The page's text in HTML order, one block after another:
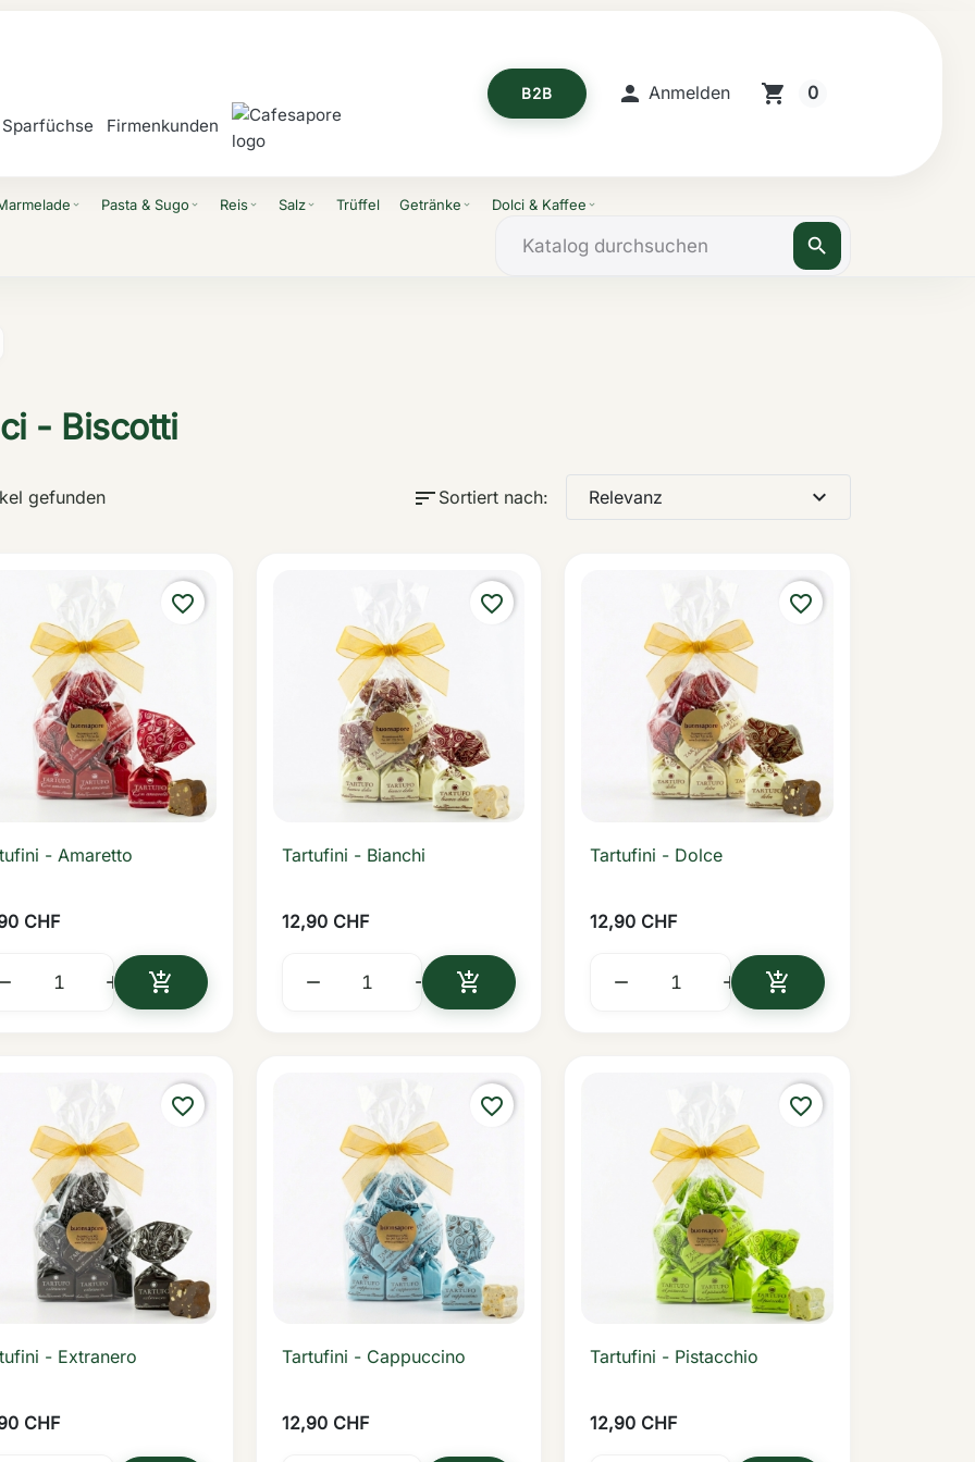
Sparfüchse Firmenkunden
B2B  Anmelden shopping_cart 0
expand_more Pasta & Sugo expand_more Reis expand_more Salz expand_more Trüffel Getränke expand_more Dolci & Kaffee expand_more
search
- Biscotti
gefunden sort Sortiert nach: Relevanz expand_more
favorite_border
 Vorschau
- Amaretto
CHF
 
IN DEN WARENKORB
favorite_border
 Vorschau
Tartufini - Bianchi
12,90 CHF
  
IN DEN WARENKORB
favorite_border
 Vorschau
Tartufini - Dolce
12,90 CHF
  
IN DEN WARENKORB
favorite_border
 Vorschau
- Extranero
CHF
favorite_border
 Vorschau
Tartufini - Cappuccino
12,90 CHF
favorite_border
 Vorschau
Tartufini - Pistacchio
12,90 CHF